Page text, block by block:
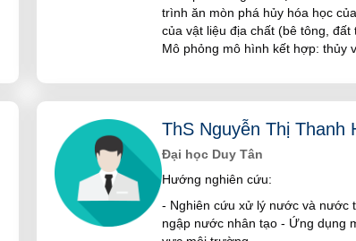
trình ăn mòn phá hủy hóa học
của vật liệu địa chất (bê tông,
Mô phỏng mô hình kết hợp: thủy
ThS Nguyễn Thị Thanh
Đại học Duy Tân
Hướng nghiên cứu:
- Nghiên cứu xử lý nước và nước
ngập nước nhân tạo - Ứng dụng